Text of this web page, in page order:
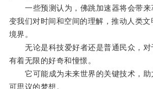
一些预测认为，佛跳加速器将会带来
变我们对时间和空间的理解，推动人类
境界。
无论是科技爱好者还是普通民众，对
有着无限的好奇和憧憬。
它可能成为未来世界的关键技术，助
可思议的梦想。